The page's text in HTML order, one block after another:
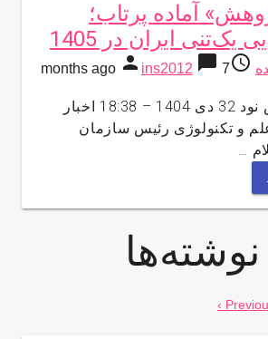
و «پژوهش» آماده پرتاب؛
ایران در 1405
access_time
7 months ago
person ins2012 chat_bubble
07 خرید لایسنس نود 32 دی 1404 – 18:38 اخبار
و تکنولوژی رئیس سازمان
…